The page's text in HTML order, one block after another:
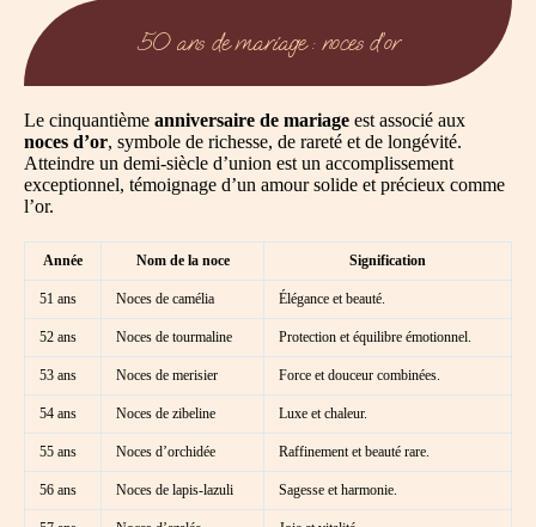
50 ans de mariage : noces d’or
Le cinquantième anniversaire de mariage est associé aux
noces d’or, symbole de richesse, de rareté et de longévité.
Atteindre un demi-siècle d’union est un accomplissement
exceptionnel, témoignage d’un amour solide et précieux comme
l’or.
Année Nom de la noce Signification
51 ans Noces de camélia Élégance et beauté.
52 ans Noces de tourmaline Protection et équilibre émotionnel.
53 ans Noces de merisier Force et douceur combinées.
54 ans Noces de zibeline Luxe et chaleur.
55 ans Noces d’orchidée Raffinement et beauté rare.
56 ans Noces de lapis-lazuli Sagesse et harmonie.